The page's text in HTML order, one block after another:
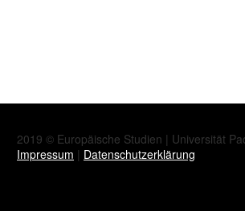
2019 © Europäische Studien | Universität
Impressum | Datenschutzerklärung